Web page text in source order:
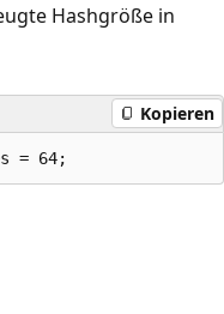
Hashgröße in
Kopieren
= 64;